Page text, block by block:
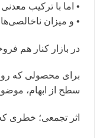
• اما با ترکیب
• و میزان
در بازار کنار هم
برای محصولی که
سطح از ابهام،
اثر تجمعی؛ خطری